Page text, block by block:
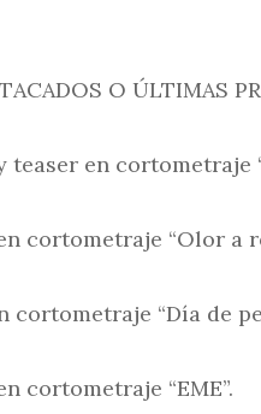
O ÚLTIMAS
teaser en cortometraje
cortometraje “Olor a
cortometraje “Día de
cortometraje “EME”.